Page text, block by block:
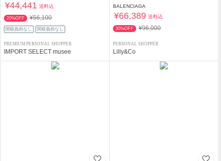
¥44,441 送料込
20%OFF ¥56,100
関税負担なし 関税負担なし
PREMIUM PERSONAL SHOPPER
IMPORT SELECT musee
BALENCIAGA
¥66,389 送料込
30%OFF ¥96,000
PERSONAL SHOPPER
Lilly&Co